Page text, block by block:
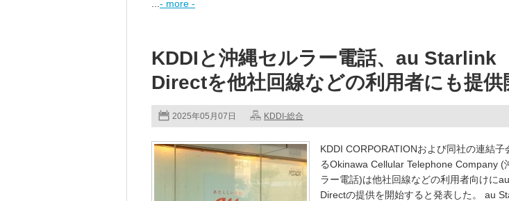
- more -
KDDIと沖縄セルラー電話、au Starlink
Directを他社回線などの利用者にも提供
2025年05月07日 KDDI-総合
KDDI CORPORATIONおよび同社の連結子
るOkinawa Cellular Telephone Company (
ラー電話)は他社回線などの利用者向けに
Directの提供を開始すると発表した。 au